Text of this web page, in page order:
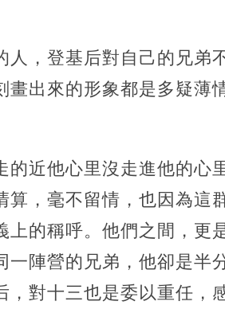
，登基后對自己的兄弟
畫出來的形象都是多疑薄
的近他心里沒走進他的心
，毫不留情，也因為這
上的稱呼。他們之間，更
一陣營的兄弟，他卻是半
，對十三也是委以重任，